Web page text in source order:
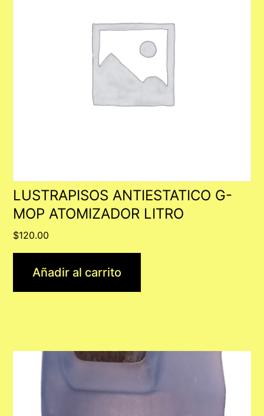
LUSTRAPISOS ANTIESTATICO G-
MOP ATOMIZADOR LITRO
$120.00
Añadir al carrito